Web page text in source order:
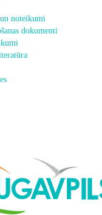
noteikumi
dokumenti